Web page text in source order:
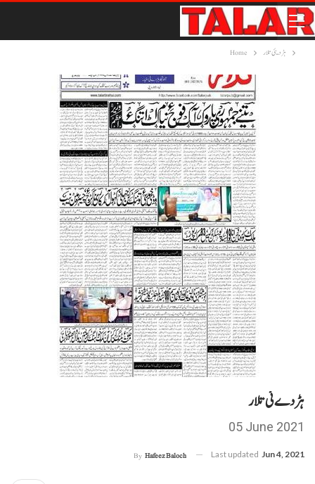
Home ہڑدیئی تلار
ہڑدے ئی تلار
05 June 2021
By Hafeez Baloch Last updated Jun 4, 2021